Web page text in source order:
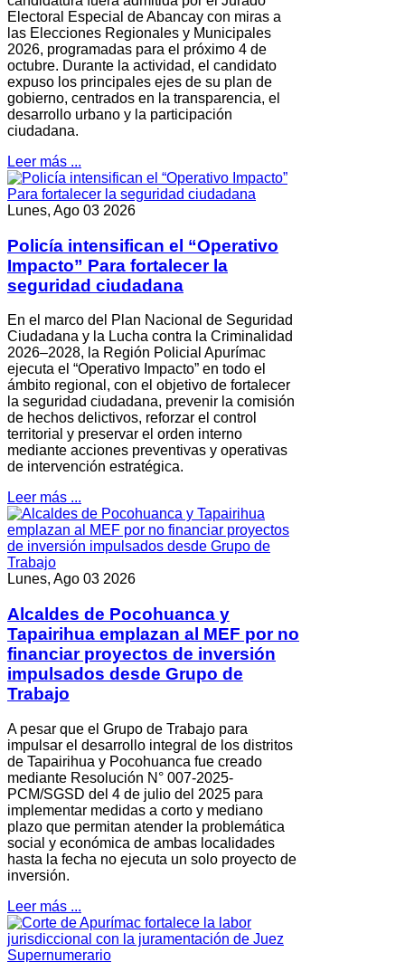
Electoral Especial de Abancay con miras a
las Elecciones Regionales y Municipales
2026, programadas para el próximo 4 de
octubre. Durante la actividad, el candidato
expuso los principales ejes de su plan de
gobierno, centrados en la transparencia, el
desarrollo urbano y la participación
ciudadana.
Leer más ...
Lunes, Ago 03 2026
Policía intensifican el “Operativo
Impacto” Para fortalecer la
seguridad ciudadana
En el marco del Plan Nacional de Seguridad
Ciudadana y la Lucha contra la Criminalidad
2026–2028, la Región Policial Apurímac
ejecuta el “Operativo Impacto” en todo el
ámbito regional, con el objetivo de fortalecer
la seguridad ciudadana, prevenir la comisión
de hechos delictivos, reforzar el control
territorial y preservar el orden interno
mediante acciones preventivas y operativas
de intervención estratégica.
Leer más ...
Lunes, Ago 03 2026
Alcaldes de Pocohuanca y
Tapairihua emplazan al MEF por no
financiar proyectos de inversión
impulsados desde Grupo de
Trabajo
A pesar que el Grupo de Trabajo para
impulsar el desarrollo integral de los distritos
de Tapairihua y Pocohuanca fue creado
mediante Resolución N° 007-2025-
PCM/SGSD del 4 de julio del 2025 para
implementar medidas a corto y mediano
plazo que permitan atender la problemática
social y económica de ambas localidades
hasta la fecha no ejecuta un solo proyecto de
inversión.
Leer más ...